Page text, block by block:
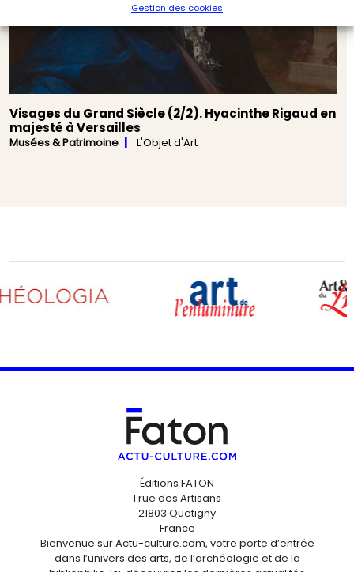
Gestion des cookies
Visages du Grand Siècle (2/2). Hyacinthe Rigaud en
majesté à Versailles
Musées & Patrimoine L'Objet d'Art
Éditions FATON
1 rue des Artisans
21803 Quetigny
France
Bienvenue sur Actu-culture.com, votre porte d’entrée
dans l’univers des arts, de l’archéologie et de la